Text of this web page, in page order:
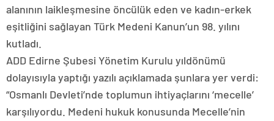
alanının laikleşmesine öncülük eden ve kadın-erkek
eşitliğini sağlayan Türk Medeni Kanun’un 98. yılını
kutladı.
ADD Edirne Şubesi Yönetim Kurulu yıldönümü
dolayısıyla yaptığı yazılı açıklamada şunlara yer verdi:
“Osmanlı Devleti’nde toplumun ihtiyaçlarını ‘mecelle’
karşılıyordu. Medeni hukuk konusunda Mecelle’nin